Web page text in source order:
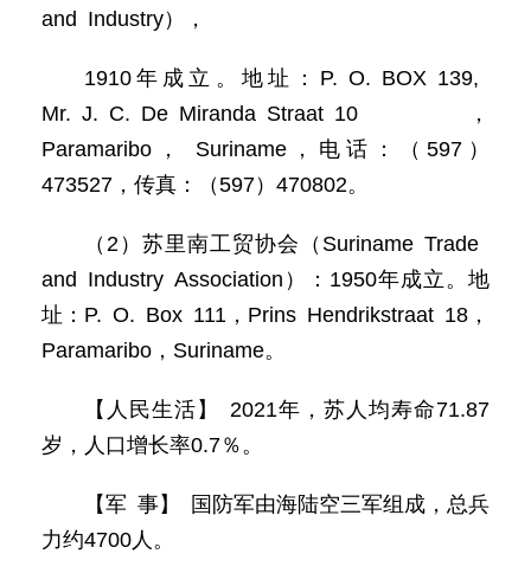
and Industry），
1910年成立。地址：P. O. BOX 139,
Mr. J. C. De Miranda Straat 10，
Paramaribo， Suriname，电话：（597）
473527，传真：（597）470802。
（2）苏里南工贸协会（Suriname Trade
and Industry Association）：1950年成立。地
址：P. O. Box 111，Prins Hendrikstraat 18，
Paramaribo，Suriname。
【人民生活】 2021年，苏人均寿命71.87
岁，人口增长率0.7％。
【军 事】 国防军由海陆空三军组成，总兵
力约4700人。